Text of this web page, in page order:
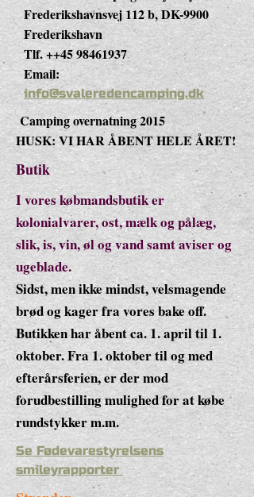
Frederikshavnsvej 112 b, DK-9900
Frederikshavn
Tlf. ++4598461937
Email:
info@svaleredencamping.dk
Camping overnatning 2015
HUSK: VI HAR ÅBENT HELE ÅRET!
Butik
I vores købmandsbutik er
kolonialvarer, ost, mælk og pålæg,
slik, is, vin, øl og vand samt aviser og
ugeblade.
Sidst, men ikke mindst, velsmagende
brød og kager fra vores bake off.
Butikken har åbent ca. 1. april til 1.
oktober. Fra 1. oktober til og med
efterårsferien, er der mod
forudbestilling mulighed for at købe
rundstykker m.m.
Se Fødevarestyrelsens
smileyrapporter